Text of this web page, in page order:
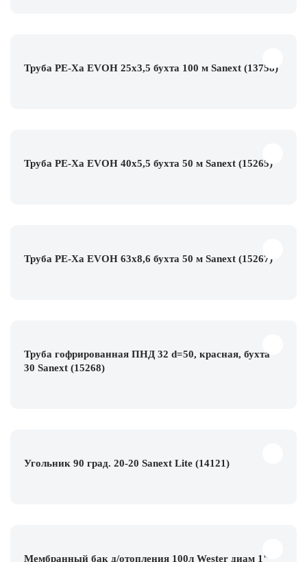
Труба PE-Xa EVOH 25x3,5 бухта 100 м Sanext (13758)
Труба PE-Xa EVOH 40x5,5 бухта 50 м Sanext (15265)
Труба PE-Xa EVOH 63x8,6 бухта 50 м Sanext (15267)
Труба гофрированная ПНД 32 d=50, красная, бухта
30 Sanext (15268)
Угольник 90 град. 20-20 Sanext Lite (14121)
Мембранный бак д/отопления 100л Wester диам 1"